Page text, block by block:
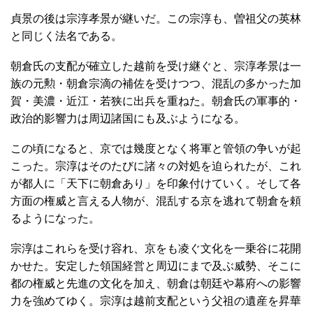
貞景の後は宗淳孝景が継いだ。この宗淳も、曽祖父の英林
と同じく法名である。
朝倉氏の支配が確立した越前を受け継ぐと、宗淳孝景は一
族の元勲・朝倉宗滴の補佐を受けつつ、混乱の多かった加
賀・美濃・近江・若狭に出兵を重ねた。朝倉氏の軍事的・
政治的影響力は周辺諸国にも及ぶようになる。
この頃になると、京では幾度となく将軍と管領の争いが起
こった。宗淳はそのたびに諸々の対処を迫られたが、これ
が都人に「天下に朝倉あり」を印象付けていく。そして各
方面の権威と言える人物が、混乱する京を逃れて朝倉を頼
るようになった。
宗淳はこれらを受け容れ、京をも凌ぐ文化を一乗谷に花開
かせた。安定した領国経営と周辺にまで及ぶ威勢、そこに
都の権威と先進の文化を加え、朝倉は朝廷や幕府への影響
力を強めてゆく。宗淳は越前支配という父祖の遺産を昇華